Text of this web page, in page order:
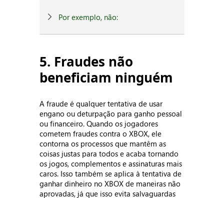
Por exemplo, não:
5. Fraudes não
beneficiam ninguém
A fraude é qualquer tentativa de usar
engano ou deturpação para ganho pessoal
ou financeiro. Quando os jogadores
cometem fraudes contra o XBOX, ele
contorna os processos que mantêm as
coisas justas para todos e acaba tornando
os jogos, complementos e assinaturas mais
caros. Isso também se aplica à tentativa de
ganhar dinheiro no XBOX de maneiras não
aprovadas, já que isso evita salvaguardas